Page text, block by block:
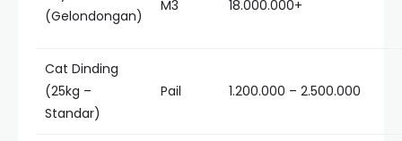
(Gelondongan)
M3 18.000.000+
Cat Dinding
(25kg –
Standar)
Pail 1.200.000 – 2.500.000